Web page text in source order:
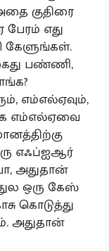
குதிரை
எது
கேளுங்கள்.
பண்ணி,
எம்எல்ஏவும்,
எம்எல்ஏவை
எஃப்ஐஆர்
அதுதான்
ஒரு கேஸ்
கொடுத்து
அதுதான்